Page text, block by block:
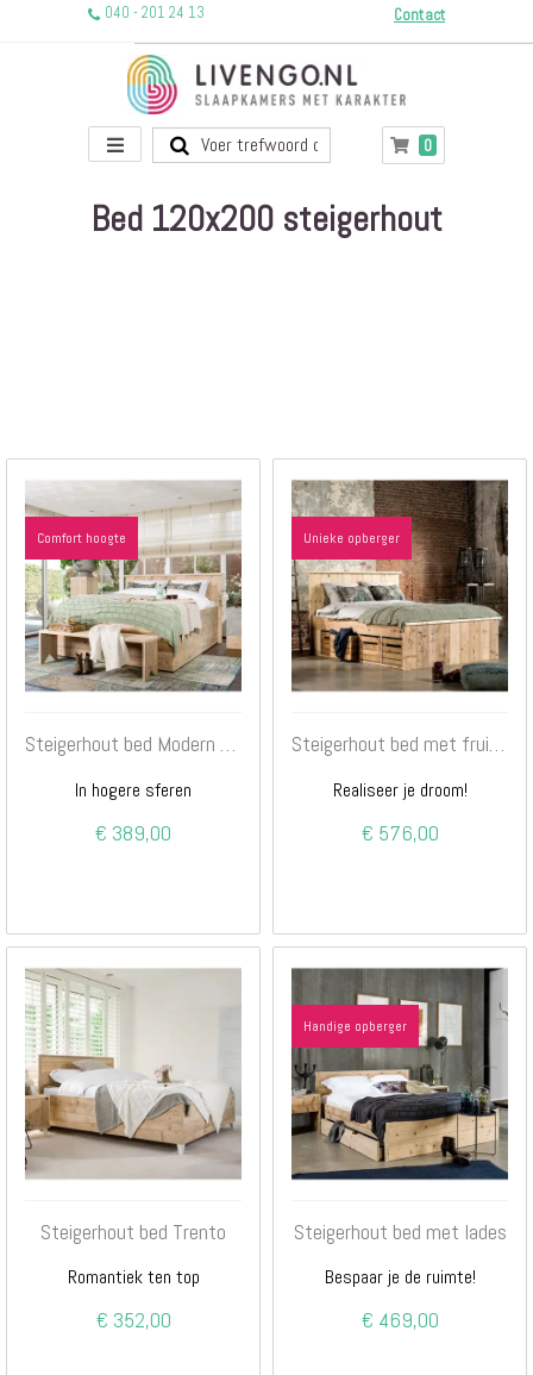
040 - 201 24 13 Contact
Toggle
Winkelwagen
0producten
Bed 120x200 steigerhout
Comfort hoogte
Steigerhout bed Modern 3.0
In hogere sferen
€ 389,00
Unieke opberger
Steigerhout bed met fruitkistjes
Realiseer je droom!
€ 576,00
Steigerhout bed Trento
Romantiek ten top
€ 352,00
Handige opberger
Steigerhout bed met lades
Bespaar je de ruimte!
€ 469,00